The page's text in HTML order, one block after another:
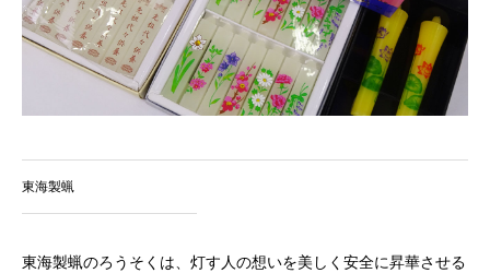
東海製蝋
東海製蝋のろうそくは、灯す人の想いを美しく安全に昇華させる